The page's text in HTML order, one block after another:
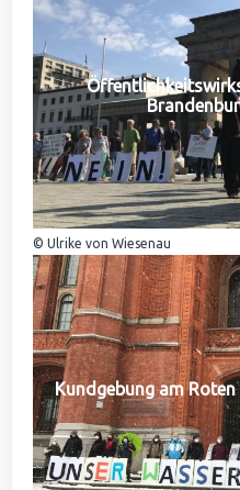
© Ulrike von Wiesenau
Kundgebung am